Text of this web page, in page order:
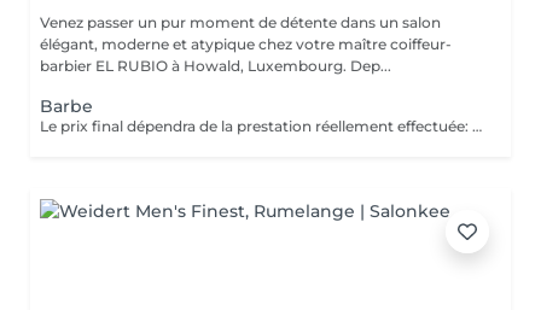
Venez passer un pur moment de détente dans un salon
élégant, moderne et atypique chez votre maître coiffeur-
barbier EL RUBIO à Howald, Luxembourg. Dep...
Barbe
Le prix final dépendra de la prestation réellement effectuée: Taille barbe : 26 EUR Taille barbe avec rasage contours : 32.5 EUR Rasage complet avec soins : 32.5 EUR